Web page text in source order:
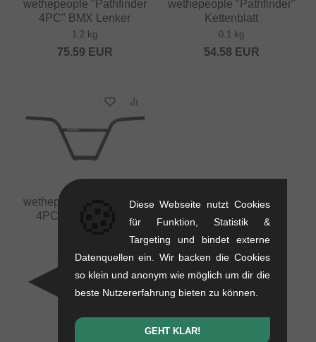
wethepeople "Pathfinder
4PC" BMX Lenker
1.2 kg
75.59 EUR
wethepeople "Pathfinder"
Kettenblatt
0.1 kg
54.58 EUR
wethepeople "Pathfinder
4PC" BMX Lenker -
79.79EUR
Diese Webseite nutzt Cookies
für Funktion, Statistik &
Targeting und bindet externe
Datenquellen ein. Wir backen die Cookies
so klein und anonym wie möglich um dir die
beste Nutzererfahrung bieten zu können.
GEHT KLAR!